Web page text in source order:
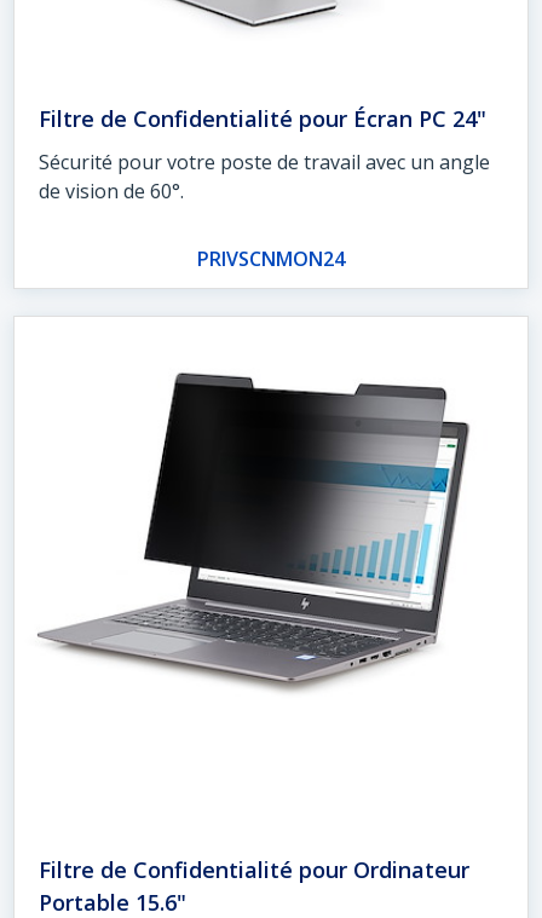
Filtre de Confidentialité pour Écran PC 24"
Sécurité pour votre poste de travail avec un angle
de vision de 60°.
PRIVSCNMON24
Filtre de Confidentialité pour Ordinateur
Portable 15.6"